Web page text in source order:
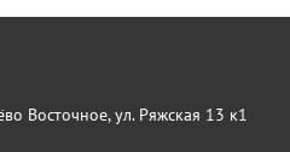
Восточное, ул. Ряжская 13 к1